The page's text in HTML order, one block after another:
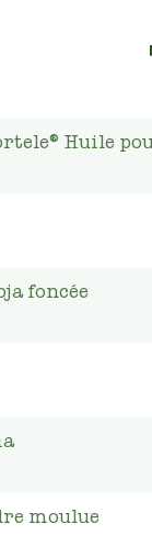
Huile
foncée
moulue